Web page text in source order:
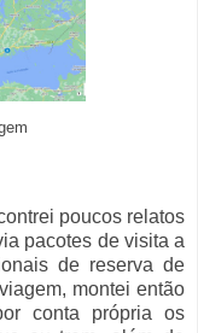
poucos relatos
pacotes de visita a
de reserva de
montei então
conta própria os